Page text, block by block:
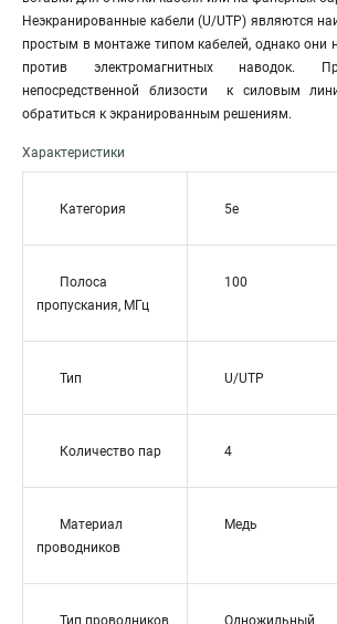
Неэкранированные кабели (U/UTP) являются
простым в монтаже типом кабелей, однако они
против электромагнитных наводок.
непосредственной близости к силовым
обратиться к экранированным решениям.
Характеристики
Категория 5e
Полоса
пропускания, МГц
100
Тип U/UTP
Количество пар 4
Материал
проводников
Медь
Тип проводников Одножильный